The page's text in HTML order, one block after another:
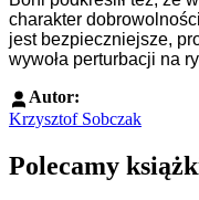
charakter
jest bezpieczniejsze,
wywoła perturbacji na
Autor:
Krzysztof Sobczak
Polecamy